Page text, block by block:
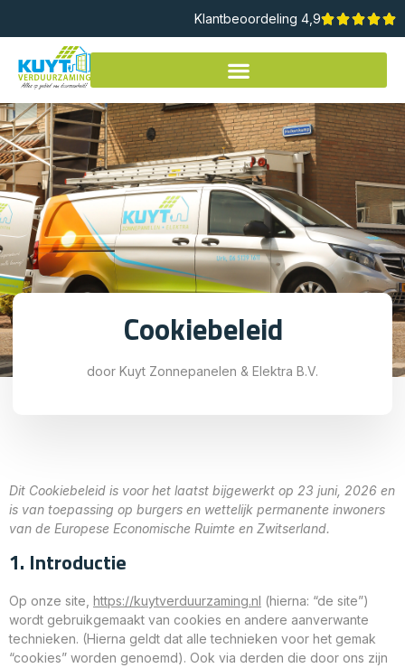
Klantbeoordeling 4,9
Cookiebeleid
door Kuyt Zonnepanelen & Elektra B.V.
Dit Cookiebeleid is voor het laatst bijgewerkt op 23 juni, 2026 en
is van toepassing op burgers en wettelijk permanente inwoners
van de Europese Economische Ruimte en Zwitserland.
1. Introductie
Op onze site, https://kuytverduurzaming.nl (hierna: “de site”)
wordt gebruikgemaakt van cookies en andere aanverwante
technieken. (Hierna geldt dat alle technieken voor het gemak
“cookies” worden genoemd). Ook via derden die door ons zijn